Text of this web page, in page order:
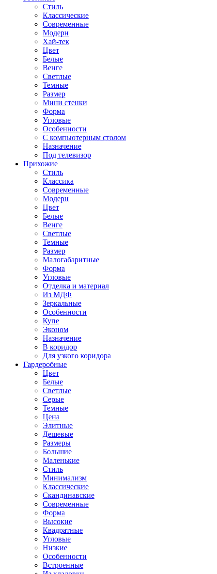
Стиль
Классические
Современные
Модерн
Хай-тек
Цвет
Белые
Венге
Светлые
Темные
Размер
Мини стенки
Форма
Угловые
Особенности
С компьютерным столом
Назначение
Под телевизор
Прихожие
Стиль
Классика
Современные
Модерн
Цвет
Белые
Венге
Светлые
Темные
Размер
Малогабаритные
Форма
Угловые
Отделка и материал
Из МДФ
Зеркальные
Особенности
Купе
Эконом
Назначение
В коридор
Для узкого коридора
Гардеробные
Цвет
Белые
Светлые
Серые
Темные
Цена
Элитные
Дешевые
Размеры
Большие
Маленькие
Стиль
Минимализм
Классические
Скандинавские
Современные
Форма
Высокие
Квадратные
Угловые
Низкие
Особенности
Встроенные